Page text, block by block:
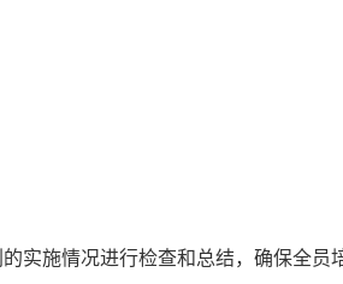
实施情况进行检查和总结，确保全员